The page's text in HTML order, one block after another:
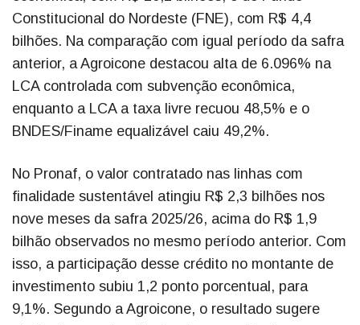
Constitucional do Nordeste (FNE), com R$ 4,4
bilhões. Na comparação com igual período da safra
anterior, a Agroicone destacou alta de 6.096% na
LCA controlada com subvenção econômica,
enquanto a LCA a taxa livre recuou 48,5% e o
BNDES/Finame equalizável caiu 49,2%.
No Pronaf, o valor contratado nas linhas com
finalidade sustentável atingiu R$ 2,3 bilhões nos
nove meses da safra 2025/26, acima do R$ 1,9
bilhão observados no mesmo período anterior. Com
isso, a participação desse crédito no montante de
investimento subiu 1,2 ponto porcentual, para
9,1%. Segundo a Agroicone, o resultado sugere